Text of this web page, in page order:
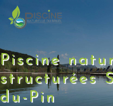
Panneau de gestion des
Piscine
structurées
du-Pin